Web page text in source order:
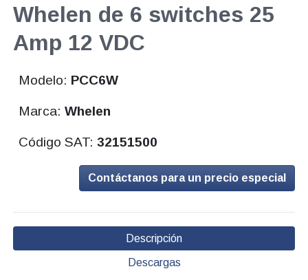
Whelen de 6 switches 25
Amp 12 VDC
Modelo: PCC6W
Marca:Whelen
Código SAT:32151500
Contáctanos para un precio especial
Descripción
Descargas